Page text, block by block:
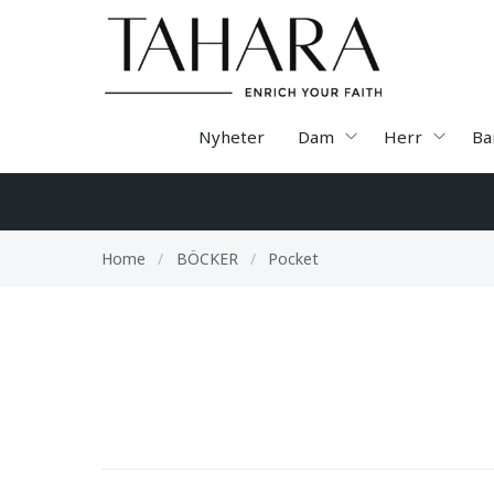
Nyheter Dam Herr
Home / BÖCKER / Pocket